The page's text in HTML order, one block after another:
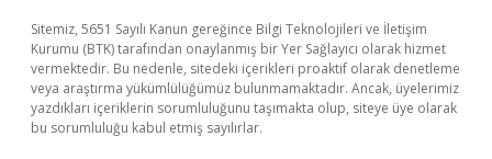
Sitemiz, 5651 Sayılı Kanun gereğince Bilgi Teknolojileri ve İletişim
Kurumu (BTK) tarafından onaylanmış bir Yer Sağlayıcı olarak hizmet
vermektedir. Bu nedenle, sitedeki içerikleri proaktif olarak denetleme
veya araştırma yükümlülüğümüz bulunmamaktadır. Ancak, üyelerimiz
yazdıkları içeriklerin sorumluluğunu taşımakta olup, siteye üye olarak
bu sorumluluğu kabul etmiş sayılırlar.